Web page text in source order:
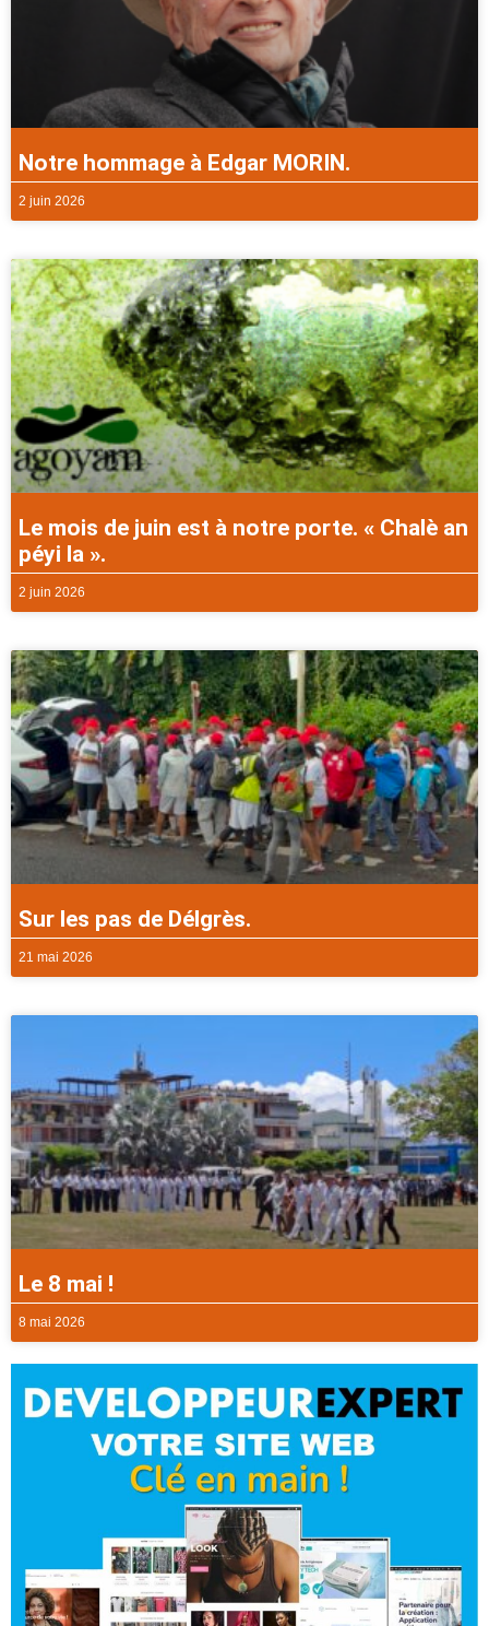
Notre hommage à Edgar MORIN.
2 juin 2026
Le mois de juin est à notre porte. « Chalè an
péyi la ».
2 juin 2026
Sur les pas de Délgrès.
21 mai 2026
Le 8 mai !
8 mai 2026